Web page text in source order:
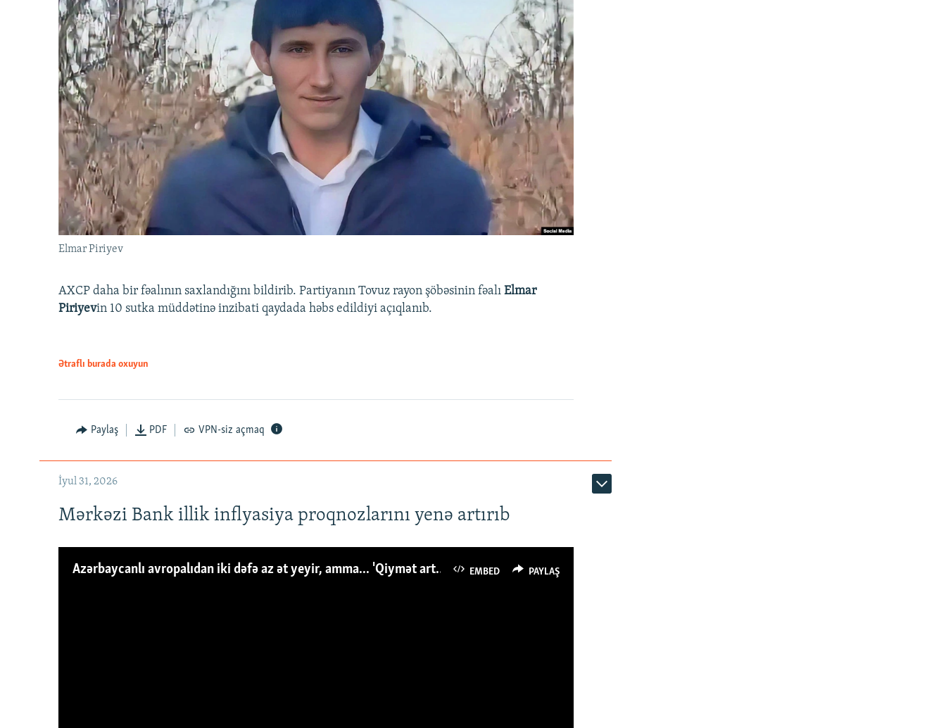
Elmar Piriyev
AXCP daha bir fəalının saxlandığını bildirib. Partiyanın Tovuz rayon şöbəsinin fəalı Elmar
Piriyevin 10 sutka müddətinə inzibati qaydada həbs edildiyi açıqlanıb.
Ətraflı burada oxuyun
Paylaş PDF VPN-siz açmaq
İyul 31, 2026
Mərkəzi Bank illik inflyasiya proqnozlarını yenə artırıb
EMBED PAYLAŞ
Azərbaycanlı avropalıdan iki dəfə az ət yeyir, amma... 'Qiymət artımı qaçılmazdır'